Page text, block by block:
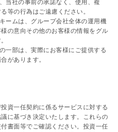
当社の事前の承諾なく、使用、複
等の行為はご遠慮ください。
ームは、グループ会社全体の運用機
の意向その他のお客様の情報をグル
一部は、実際にお客様にご提供する
があります。
資一任契約に係るサービスに対する
に基づき決定いたします。これらの
書面等でご確認ください。投資一任